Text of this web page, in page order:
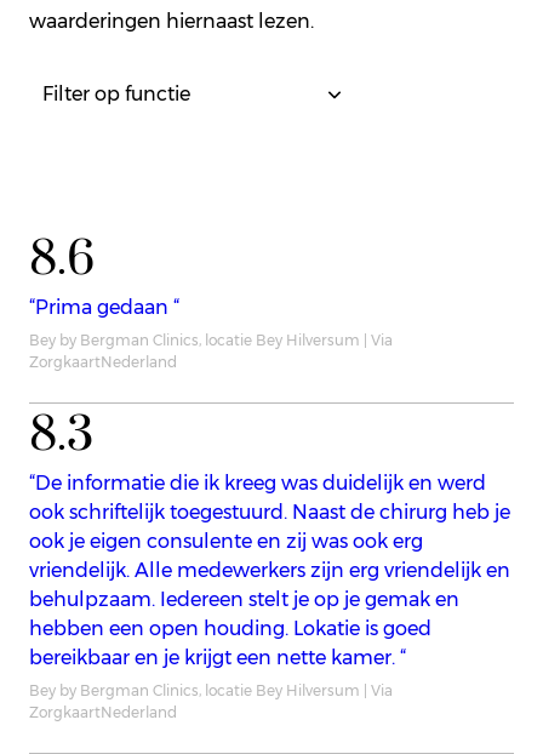
waarderingen hiernaast lezen.
8.6
“Prima gedaan “
Bey by Bergman Clinics, locatie Bey Hilversum | Via
ZorgkaartNederland
8.3
“De informatie die ik kreeg was duidelijk en werd
ook schriftelijk toegestuurd. Naast de chirurg heb je
ook je eigen consulente en zij was ook erg
vriendelijk. Alle medewerkers zijn erg vriendelijk en
behulpzaam. Iedereen stelt je op je gemak en
hebben een open houding. Lokatie is goed
bereikbaar en je krijgt een nette kamer. “
Bey by Bergman Clinics, locatie Bey Hilversum | Via
ZorgkaartNederland